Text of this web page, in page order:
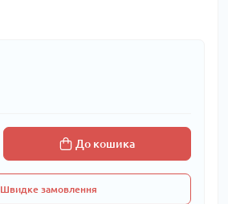
До кошика
Швидке замовлення